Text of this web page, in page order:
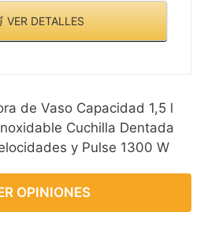
VER DETALLES
de Vaso Capacidad 1,5 l
Cuchilla Dentada
y Pulse 1300 W
OPINIONES